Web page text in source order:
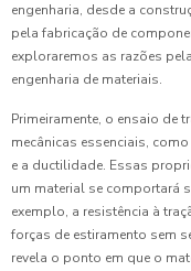
engenharia, desde a
pela fabricação de
exploraremos as razões
engenharia de materiais.
Primeiramente, o ensaio de
mecânicas essenciais,
e a ductilidade. Essas
um material se comportará
exemplo, a resistência à
forças de estiramento sem
revela o ponto em que o